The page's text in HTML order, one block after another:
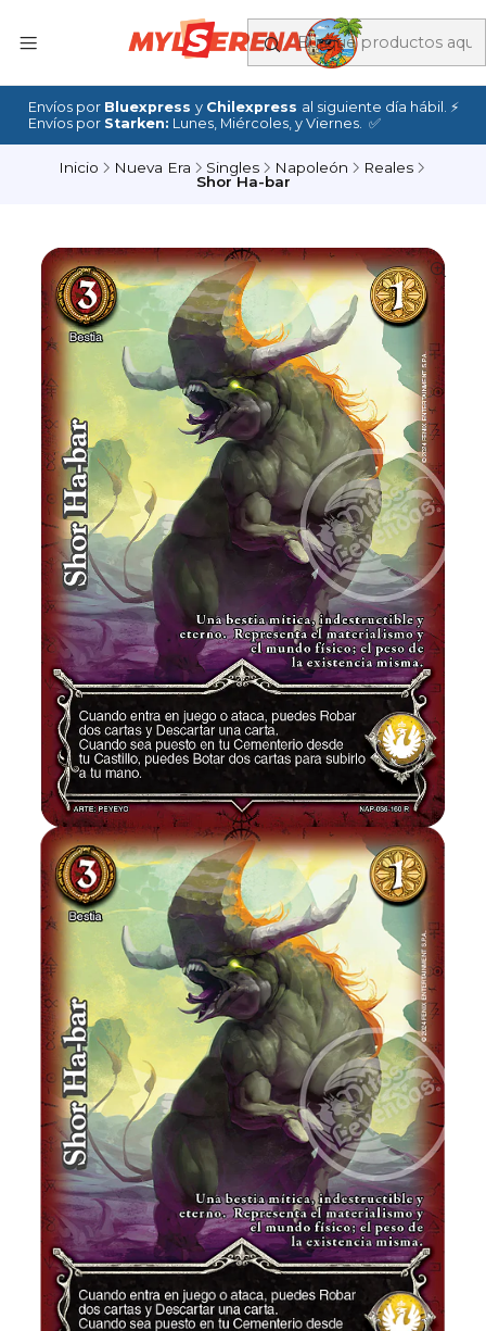
Envíos por Bluexpress y Chilexpress al siguiente día hábil. ⚡
Envíos por Starken: Lunes, Miércoles, y Viernes. ✅
Inicio Nueva Era Singles Napoleón
Reales
Shor Ha-bar